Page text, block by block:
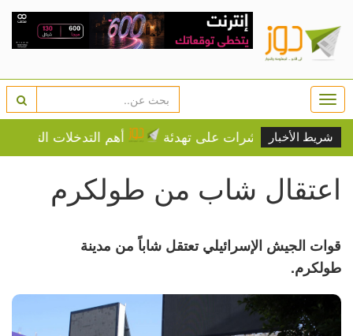
شريط الأخبار
وسط مؤشرات على تهدئة أهم التدخلات التنموية
اعتقال شاب من طولكرم
قوات الجيش الإسرائيلي تعتقل شاباً من مدينة
طولكرم.